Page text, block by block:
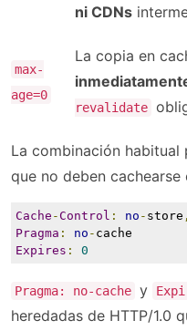
ni CDNs
max-
age=0
La copia en
revalidate
La combinación habitual
que no deben cachearse
Cache -Control : no - store ,
Pragma : no - cache
Expires : 0
Pragma: no-cache y
heredadas de HTTP/1.0